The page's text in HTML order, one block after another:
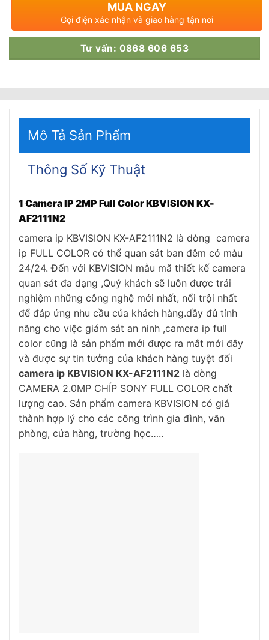
MUA NGAY
Gọi điện xác nhận và giao hàng tận nơi
Tư vấn: 0868 606 653
Mô Tả Sản Phẩm
Thông Số Kỹ Thuật
1 Camera IP 2MP Full Color KBVISION KX-
AF2111N2
camera ip KBVISION KX-AF2111N2 là dòng camera
ip FULL COLOR có thể quan sát ban đêm có màu
24/24. Đến với KBVISION mẫu mã thiết kế camera
quan sát đa dạng ,Quý khách sẽ luôn được trải
nghiệm những công nghệ mới nhất, nổi trội nhất
để đáp ứng nhu cầu của khách hàng.dầy đủ tính
năng cho việc giám sát an ninh ,camera ip full
color cũng là sản phẩm mới được ra mắt mới đây
và được sự tin tưởng của khách hàng tuyệt đối
camera ip KBVISION KX-AF2111N2 là dòng
CAMERA 2.0MP CHÍP SONY FULL COLOR chất
lượng cao. Sản phẩm camera KBVISION có giá
thành hợp lý cho các công trình gia đình, văn
phòng, cửa hàng, trường học…..